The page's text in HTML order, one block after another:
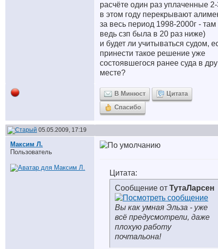
расчёте один раз уплаченные
в этом году перекрывают
за весь период 1998-2000г - там
ведь сзп была в 20 раз ниже)
и будет ли учитываться судом,
принести такое решение уже
состоявшегося ранее суда в
месте?
В Минюст
Цитата
Спасибо
05.05.2009, 17:19
Максим Л.
Пользователь
Цитата:
Сообщение от ТутаЛарсен
Вы как умная Эльза - уже
всё предусмотрели, даже
плохую работу
почтальона!